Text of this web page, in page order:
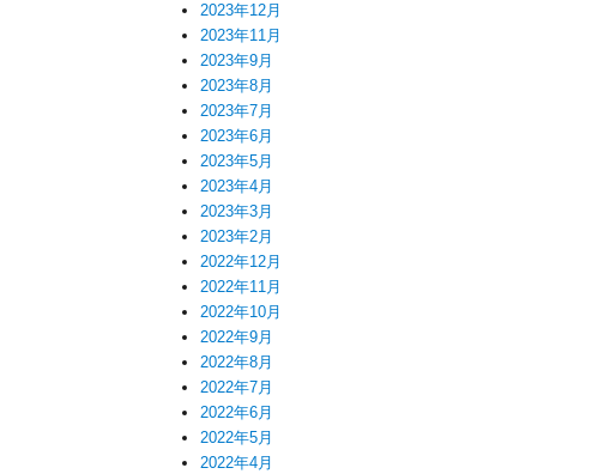
2023年12月
2023年11月
2023年9月
2023年8月
2023年7月
2023年6月
2023年5月
2023年4月
2023年3月
2023年2月
2022年12月
2022年11月
2022年10月
2022年9月
2022年8月
2022年7月
2022年6月
2022年5月
2022年4月